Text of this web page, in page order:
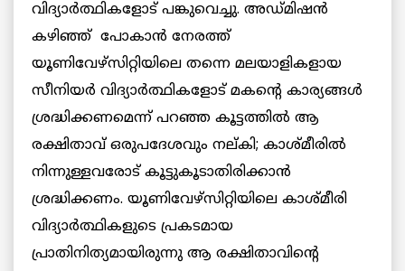
വിദ്യാര്‍ത്ഥികളോട് പങ്കുവെച്ചു. അഡ്മിഷന്‍
കഴിഞ്ഞ് പോകാന്‍ നേരത്ത്
യൂണിവേഴ്സിറ്റിയിലെ തന്നെ മലയാളികളായ
സീനിയര്‍ വിദ്യാര്‍ത്ഥികളോട് മകന്റെ കാര്യങ്ങള്‍
ശ്രദ്ധിക്കണമെന്ന് പറഞ്ഞ കൂട്ടത്തില്‍ ആ
രക്ഷിതാവ് ഒരുപദേശവും നല്കി; കാശ്മീരില്‍
നിന്നുള്ളവരോട് കൂട്ടുകൂടാതിരിക്കാന്‍
ശ്രദ്ധിക്കണം. യൂണിവേഴ്സിറ്റിയിലെ കാശ്മീരി
വിദ്യാര്‍ത്ഥികളുടെ പ്രകടമായ
പ്രാതിനിത്യമായിരുന്നു ആ രക്ഷിതാവിന്റെ